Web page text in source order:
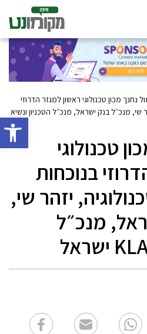
פתח
נחנך מכון טכנולוגי ראשון למגזר הדרוזי
שי, מנכ״ל בנק ישראל, מנכ״ל הטכניון ונשיא
טכנולוגי
בנוכחות
יזהר שי,
מנכ״ל